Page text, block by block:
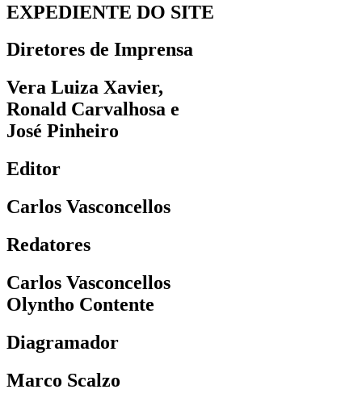
EXPEDIENTE DO SITE
Diretores de Imprensa
Vera Luiza Xavier,
Ronald Carvalhosa e
José Pinheiro
Editor
Carlos Vasconcellos
Redatores
Carlos Vasconcellos
Olyntho Contente
Diagramador
Marco Scalzo